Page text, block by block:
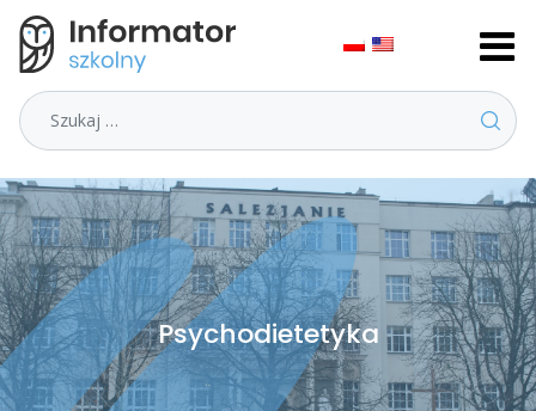
Szukaj
Psychodietetyka